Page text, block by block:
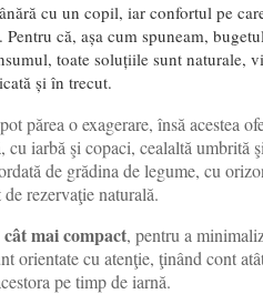
cu un copil, iar confortul pe
că, așa cum spuneam,
toate soluțiile sunt naturale,
și în trecut.
părea o exagerare, însă acestea
cu iarbă şi copaci, cealaltă umbrită
de grădina de legume, cu
rezervaţie naturală.
mai compact, pentru a
orientate cu atenţie, ţinând cont
pe timp de iarnă.